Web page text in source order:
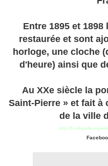
Entre 1895 et
restaurée et sont
horloge, une cloche
d'heure) ainsi que
Au XXe siècle la
Saint-Pierre » et fait à
de la ville
http://fr.wikipedia.org/